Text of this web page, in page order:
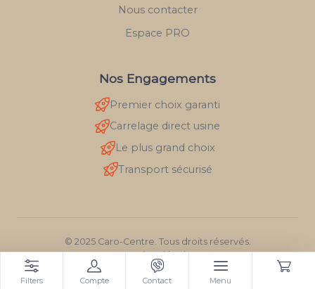
Filters Compte Contact Menu
Nous contacter
Espace PRO
Nos Engagements
Premier choix garanti
Carrelage direct usine
Le plus grand choix
Transport sécurisé
© 2025 Caro-Centre. Tous droits réservés.
Mentions légales
RGPD